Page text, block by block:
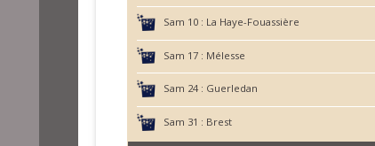
Sam 10 : La Haye-Fouassière
Sam 17 : Mélesse
Sam 24 : Guerledan
Sam 31 : Brest